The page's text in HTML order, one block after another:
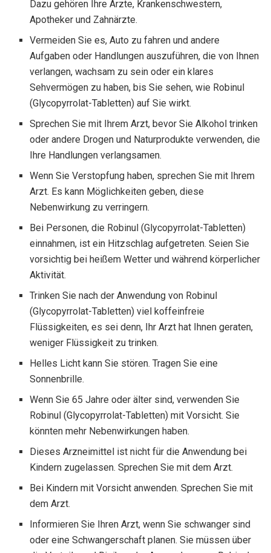
Dazu gehören Ihre Ärzte, Krankenschwestern,
Apotheker und Zahnärzte.
Vermeiden Sie es, Auto zu fahren und andere
Aufgaben oder Handlungen auszuführen, die von Ihnen
verlangen, wachsam zu sein oder ein klares
Sehvermögen zu haben, bis Sie sehen, wie Robinul
(Glycopyrrolat-Tabletten) auf Sie wirkt.
Sprechen Sie mit Ihrem Arzt, bevor Sie Alkohol trinken
oder andere Drogen und Naturprodukte verwenden, die
Ihre Handlungen verlangsamen.
Wenn Sie Verstopfung haben, sprechen Sie mit Ihrem
Arzt. Es kann Möglichkeiten geben, diese
Nebenwirkung zu verringern.
Bei Personen, die Robinul (Glycopyrrolat-Tabletten)
einnahmen, ist ein Hitzschlag aufgetreten. Seien Sie
vorsichtig bei heißem Wetter und während körperlicher
Aktivität.
Trinken Sie nach der Anwendung von Robinul
(Glycopyrrolat-Tabletten) viel koffeinfreie
Flüssigkeiten, es sei denn, Ihr Arzt hat Ihnen geraten,
weniger Flüssigkeit zu trinken.
Helles Licht kann Sie stören. Tragen Sie eine
Sonnenbrille.
Wenn Sie 65 Jahre oder älter sind, verwenden Sie
Robinul (Glycopyrrolat-Tabletten) mit Vorsicht. Sie
könnten mehr Nebenwirkungen haben.
Dieses Arzneimittel ist nicht für die Anwendung bei
Kindern zugelassen. Sprechen Sie mit dem Arzt.
Bei Kindern mit Vorsicht anwenden. Sprechen Sie mit
dem Arzt.
Informieren Sie Ihren Arzt, wenn Sie schwanger sind
oder eine Schwangerschaft planen. Sie müssen über